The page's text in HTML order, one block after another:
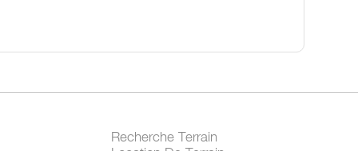
Recherche Terrain